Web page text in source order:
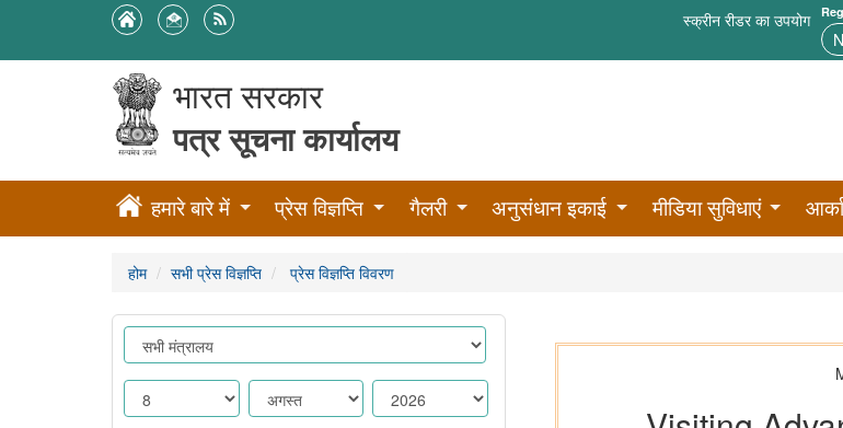
स्क्रीन रीडर का उपयोग
भारत सरकार
पत्र सूचना कार्यालय
हमारे बारे में प्रेस विज्ञप्ति गैलरी अनुसंधान इकाई मीडिया सुविधाएं
होम सभी प्रेस विज्ञप्ति प्रेस विज्ञप्ति विवरण